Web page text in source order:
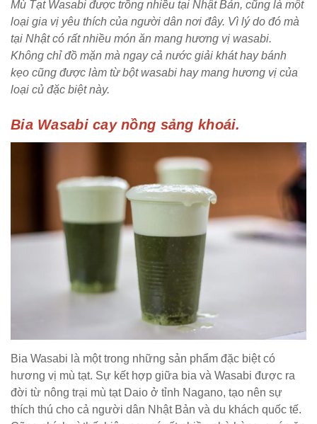
Mù Tạt Wasabi được trồng nhiều tại Nhật Bản, cũng là một
loại gia vị yêu thích của người dân nơi đây. Vì lý do đó mà
tại Nhật có rất nhiều món ăn mang hương vị wasabi.
Không chỉ đồ mặn mà ngay cả nước giải khát hay bánh
kẹo cũng được làm từ bột wasabi hay mang hương vị của
loại củ đặc biệt này.
Bia Wasabi cay nồng sảng khoái.
Bia Wasabi là một trong những sản phẩm đặc biệt có
hương vị mù tạt. Sự kết hợp giữa bia và Wasabi được ra
đời từ nông trại mù tạt Daio ở tỉnh Nagano, tạo nên sự
thích thú cho cả người dân Nhật Bản và du khách quốc tế.